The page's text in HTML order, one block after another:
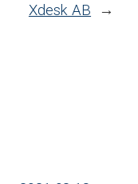
Xdesk AB →